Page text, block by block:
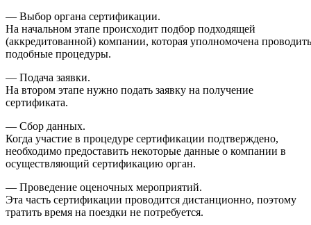
— Выбор органа сертификации.
На начальном этапе происходит подбор подходящей
(аккредитованной) компании, которая уполномочена проводить
подобные процедуры.
— Подача заявки.
На втором этапе нужно подать заявку на получение
сертификата.
— Сбор данных.
Когда участие в процедуре сертификации подтверждено,
необходимо предоставить некоторые данные о компании в
осуществляющий сертификацию орган.
— Проведение оценочных мероприятий.
Эта часть сертификации проводится дистанционно, поэтому
тратить время на поездки не потребуется.